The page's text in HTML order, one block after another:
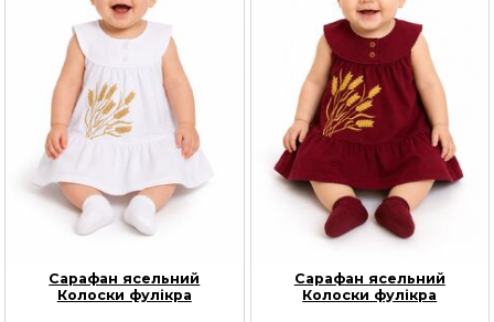
Сарафан ясельний
Колоски фулікра
Сарафан ясельний
Колоски фулікра